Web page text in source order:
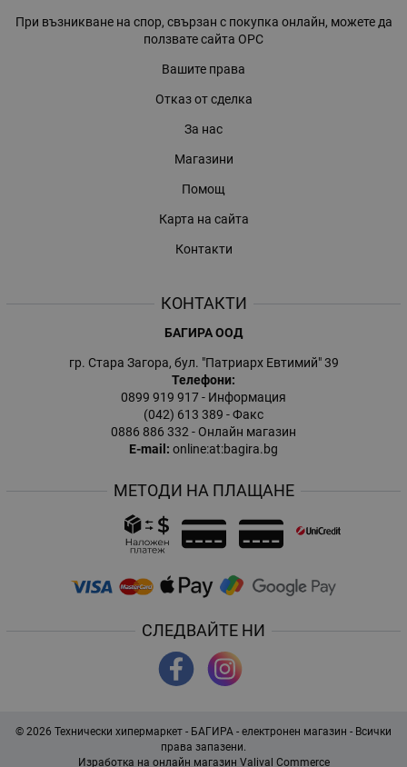
При възникване на спор, свързан с покупка онлайн, можете да
ползвате сайта ОРС
Вашите права
Отказ от сделка
За нас
Магазини
Помощ
Карта на сайта
Контакти
КОНТАКТИ
БАГИРА ООД
гр. Стара Загора, бул. "Патриарх Евтимий" 39
Телефони:
0899 919 917- Информация
(042) 613 389 - Факс
0886 886 332 - Онлайн магазин
E-mail: online:at:bagira.bg
МЕТОДИ НА ПЛАЩАНЕ
СЛЕДВАЙТЕ НИ
© 2026 Технически хипермаркет - БАГИРА - електронен магазин - Всички
права запазени.
Изработка на онлайн магазин Valival Commerce